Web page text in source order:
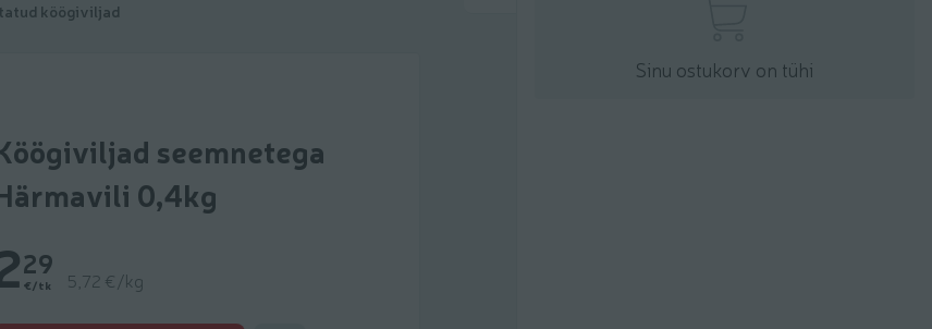
köögiviljad
seemnetega
0,4kg
29
€/tk 5,72 €/kg
Sinu ostukorv on tühi